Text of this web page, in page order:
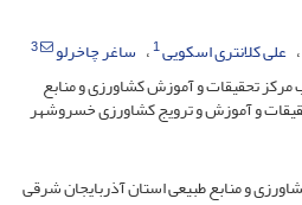
علی کلانتری اسکویی1 ساغر چاخرلو
3
تحقیقات و آموزش کشاورزی و منابع
و آموزش و ترویج کشاورزی خسروشهر
و منابع طبیعی استان آذربایجان شرقی